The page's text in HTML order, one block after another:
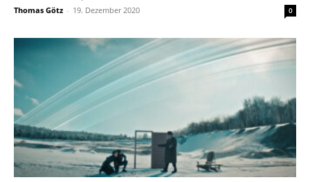
Thomas Götz - 19. Dezember 2020 0